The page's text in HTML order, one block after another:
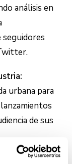
análisis en
seguidores
urbana para
de sus